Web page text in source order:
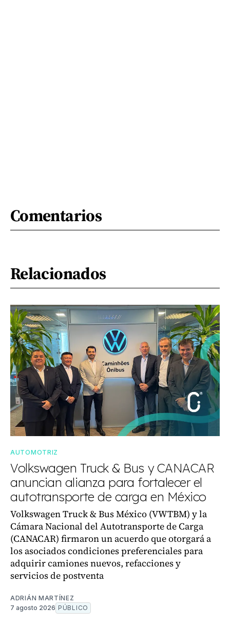
Comentarios
Relacionados
AUTOMOTRIZ
Volkswagen Truck & Bus y CANACAR
anuncian alianza para fortalecer el
autotransporte de carga en México
Volkswagen Truck & Bus México (VWTBM) y la
Cámara Nacional del Autotransporte de Carga
(CANACAR) firmaron un acuerdo que otorgará a
los asociados condiciones preferenciales para
adquirir camiones nuevos, refacciones y
servicios de postventa
ADRIÁN MARTÍNEZ
7 agosto 2026 PÚBLICO